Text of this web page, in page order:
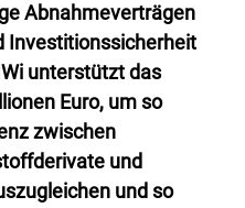
Abnahmeverträgen
Investitionssicherheit
unterstützt das
Euro, um so
zwischen
und
und so